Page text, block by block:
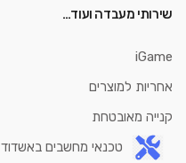
שירותי מעבדה ועוד…
iGame
אחריות למוצרים
קנייה מאובטחת
טכנאי מחשבים באשדוד